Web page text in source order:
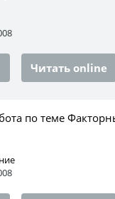
Читать online
по теме